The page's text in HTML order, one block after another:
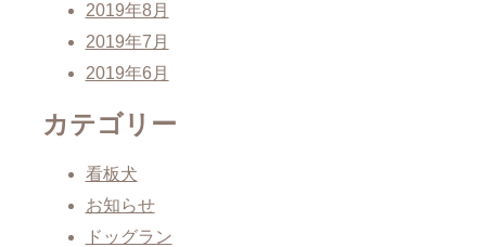
2019年8月
2019年7月
2019年6月
カテゴリー
看板犬
お知らせ
ドッグラン